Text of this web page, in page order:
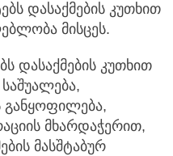
დასაქმების კუთხით
მისცეს.
დასაქმების კუთხით
განყოფილება,
მხარდაჭერით,
მასშტაბურ